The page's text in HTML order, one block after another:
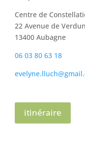
Centre de
22 Avenue de Verdun
13400 Aubagne
06 03 80 63 18
itinéraire